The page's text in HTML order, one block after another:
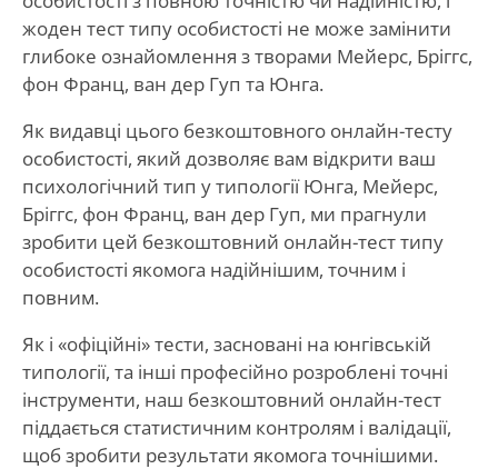
жоден тест типу особистості не може замінити
глибоке ознайомлення з творами Мейерс, Бріггс,
фон Франц, ван дер Гуп та Юнга.
Як видавці цього безкоштовного онлайн-тесту
особистості, який дозволяє вам відкрити ваш
психологічний тип у типології Юнга, Мейерс,
Бріггс, фон Франц, ван дер Гуп, ми прагнули
зробити цей безкоштовний онлайн-тест типу
особистості якомога надійнішим, точним і
повним.
Як і «офіційні» тести, засновані на юнгівській
типології, та інші професійно розроблені точні
інструменти, наш безкоштовний онлайн-тест
піддається статистичним контролям і валідації,
щоб зробити результати якомога точнішими.